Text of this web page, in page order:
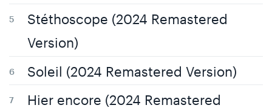
Stéthoscope (2024 Remastered
Version)
Soleil (2024 Remastered Version)
Hier encore (2024 Remastered